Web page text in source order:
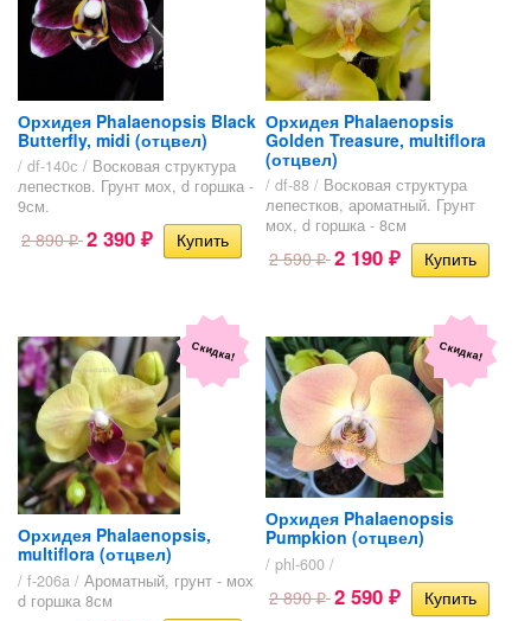
Орхидея Phalaenopsis Black
Butterfly, midi (отцвел)
/ df-140с / Восковая структура
лепестков. Грунт мох, d горшка -
9см.
2 890₽ 2 390 ₽
Орхидея Phalaenopsis
Golden Treasure, multiflora
(отцвел)
/ df-88 / Восковая структура
лепестков, ароматный. Грунт
мох, d горшка - 8см
2 590₽ 2 190 ₽
Скидка!
Орхидея Phalaenopsis,
multiflora (отцвел)
/ f-206a / Ароматный, грунт - мох
d горшка 8см
Скидка!
Орхидея Phalaenopsis
Pumpkion (отцвел)
/ phl-600 /
2 890₽ 2 590 ₽